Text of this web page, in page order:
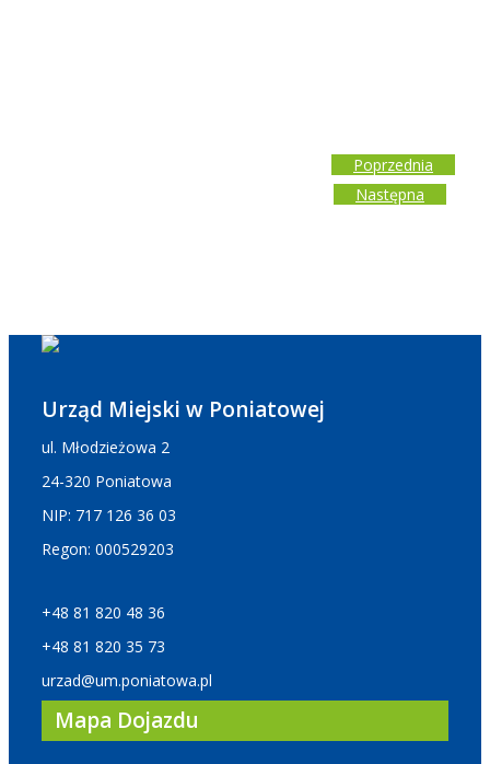
Poprzednia
Następna
Urząd Miejski w Poniatowej
ul. Młodzieżowa 2
24-320 Poniatowa
NIP: 717 126 36 03
Regon: 000529203
+48 81 820 48 36
+48 81 820 35 73
urzad@um.poniatowa.pl
Mapa Dojazdu